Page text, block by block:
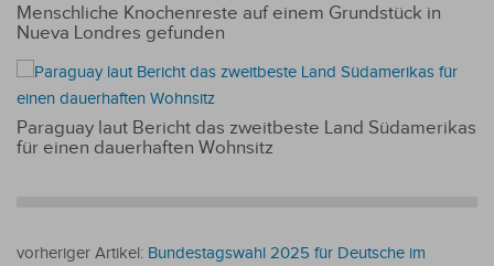
Menschliche Knochenreste auf einem Grundstück in
Nueva Londres gefunden
Paraguay laut Bericht das zweitbeste Land Südamerikas
für einen dauerhaften Wohnsitz
vorheriger Artikel: Bundestagswahl 2025 für Deutsche im